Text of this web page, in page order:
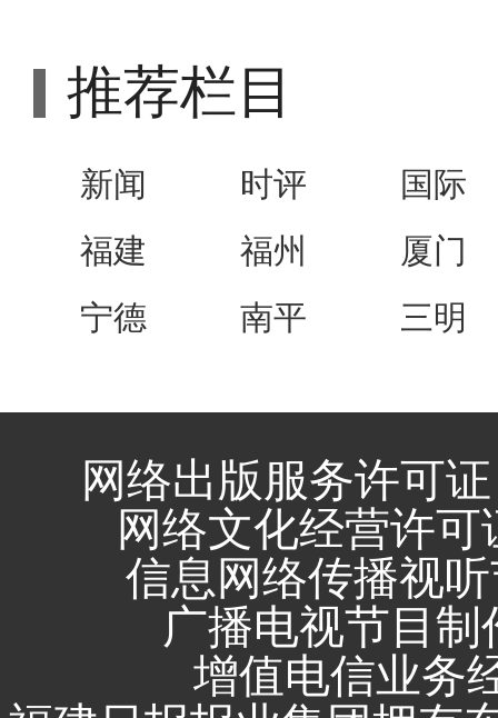
推荐栏目
新闻 时评
国际
福建
福州
厦门
宁德
南平 三明
网络出版服务许可
网络文化经营许可
信息网络传播视
广播电视节目
增值电信业务